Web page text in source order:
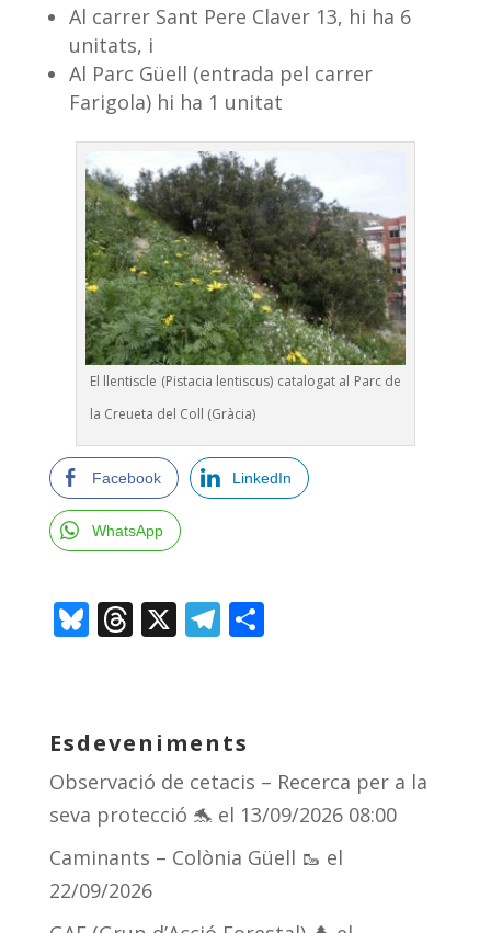
Al carrer Sant Pere Claver 13, hi ha 6
unitats, i
Al Parc Güell (entrada pel carrer
Farigola) hi ha 1 unitat
El llentiscle (Pistacia lentiscus) catalogat al Parc de
la Creueta del Coll (Gràcia)
Facebook LinkedIn
WhatsApp
Bl
sk
y
T
d
s
X T
gr
a
m
C
te
ix
Esdeveniments
Observació de cetacis – Recerca per a la
seva protecció 🐬 el 13/09/2026 08:00
Caminants – Colònia Güell 🥾 el
22/09/2026